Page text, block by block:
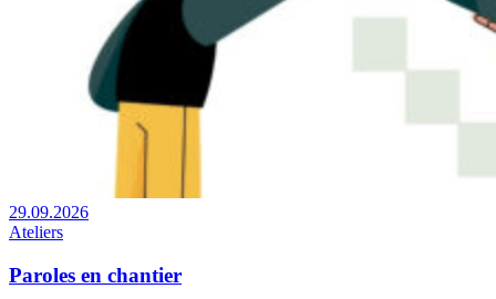
29.09.2026
Ateliers
Paroles en chantier